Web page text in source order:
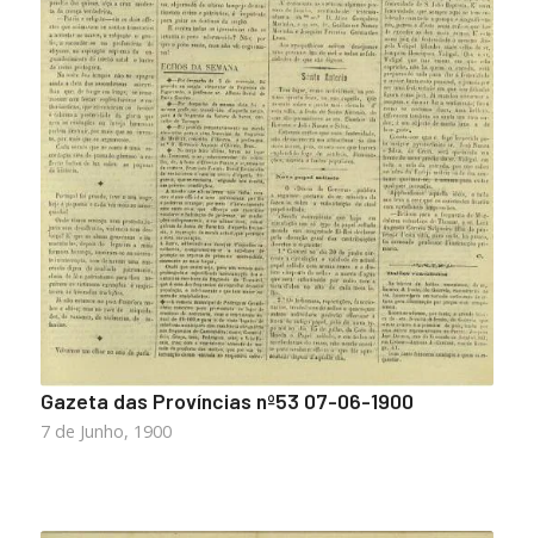
Gazeta das Províncias nº53 07-06-1900
7 de Junho, 1900